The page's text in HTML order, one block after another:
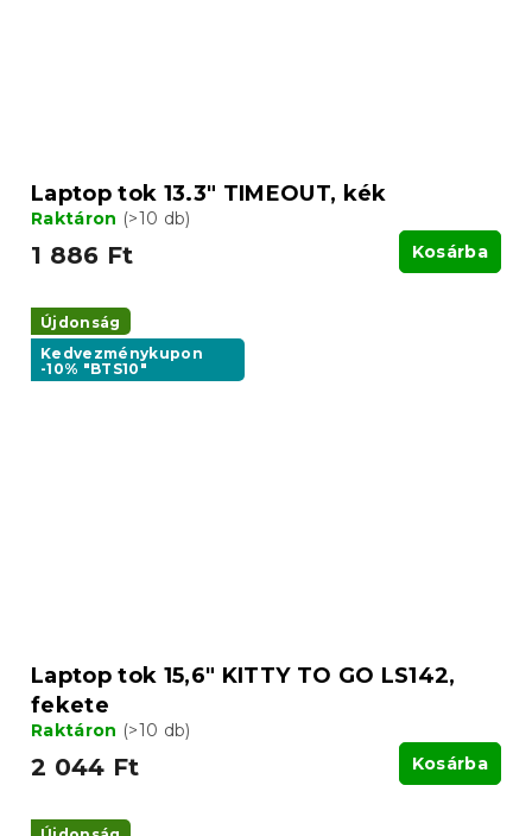
Laptop tok 13.3" TIMEOUT, kék
Raktáron (>10 db)
1 886 Ft Kosárba
Újdonság
Kedvezménykupon
-10% "BTS10"
Laptop tok 15,6" KITTY TO GO LS142,
fekete
Raktáron (>10 db)
2 044 Ft Kosárba